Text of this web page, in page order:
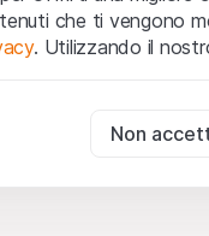
avvertenze
utilizzonon siano
o invito ad acquistare
i dati, i servizi,
web hanno
che ti vengono
. Utilizzando il
per ilNon